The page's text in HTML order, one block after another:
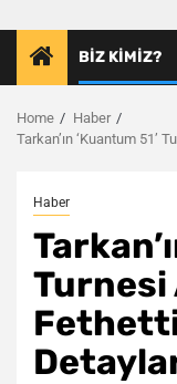
BIZ KIMIZ?
Home
Haber
Tarkan’ın ‘Kuantum 51’
Haber
Turnesi